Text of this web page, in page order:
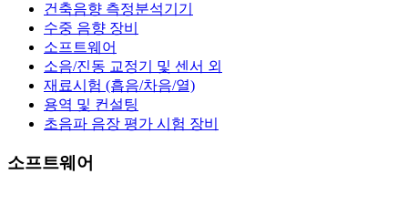
건축음향 측정분석기기
수중 음향 장비
소프트웨어
소음/진동 교정기 및 센서 외
재료시험 (흡음/차음/열)
용역 및 컨설팅
초음파 음장 평가 시험 장비
소프트웨어